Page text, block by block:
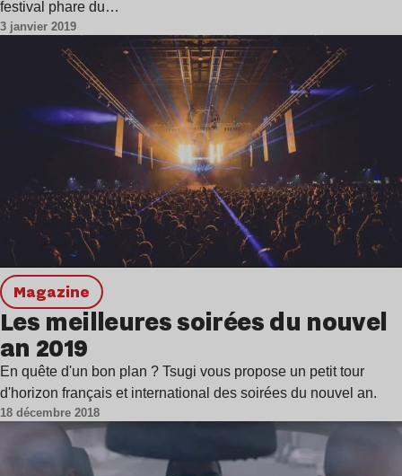
festival phare du…
3 janvier 2019
magazine
Les meilleures soirées du nouvel
an 2019
En quête d'un bon plan ? Tsugi vous propose un petit tour
d'horizon français et international des soirées du nouvel an.
18 décembre 2018